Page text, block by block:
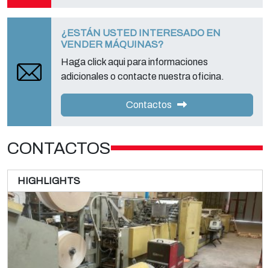
¿ESTÁN USTED INTERESADO EN
VENDER MÁQUINAS?
Haga click aqui para informaciones
adicionales o contacte nuestra oficina.
Contactos
CONTACTOS
HIGHLIGHTS